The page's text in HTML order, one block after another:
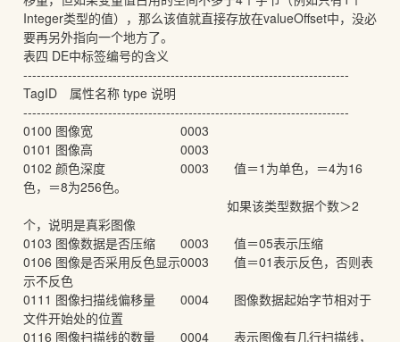
Integer类型的值），那么该值就直接存放在valueOffset中，没必
要再另外指向一个地方了。
表四 DE中标签编号的含义
-------------------------------------------------------------------------
TagID 属性名称 type 说明
-------------------------------------------------------------------------
0100 图像宽 0003
0101 图像高 0003
0102 颜色深度 0003 值＝1为单色，＝4为16
色，＝8为256色。
如果该类型数据个数＞2
个，说明是真彩图像
0103 图像数据是否压缩 0003 值＝05表示压缩
0106 图像是否采用反色显示0003 值＝01表示反色，否则表
示不反色
0111 图像扫描线偏移量 0004 图像数据起始字节相对于
文件开始处的位置
0116 图像扫描线的数量 0004 表示图像有几行扫描线，